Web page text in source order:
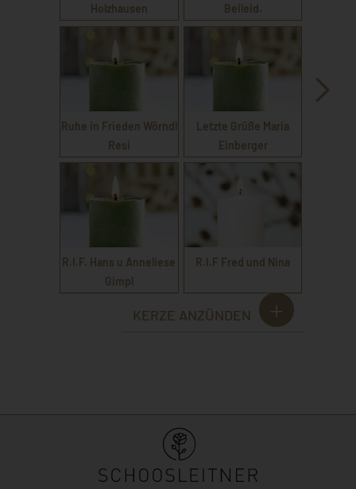
Holzhausen
Beileid.
Ruhe in Frieden Wörndl
Resi
Letzte Grüße Maria
Einberger
R.I.F. Hans u Anneliese
Gimpl
R.I.F Fred und Nina
KERZE ANZÜNDEN